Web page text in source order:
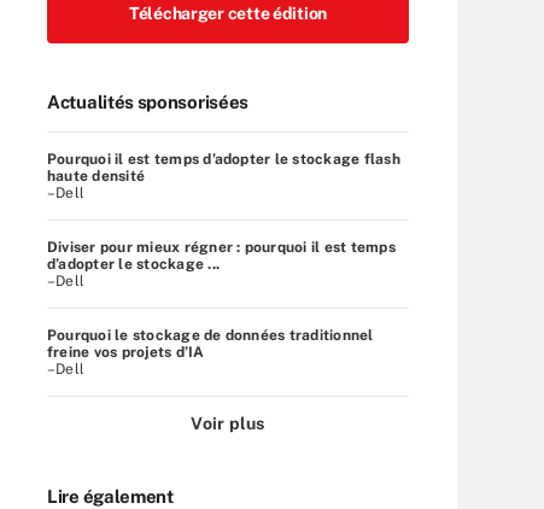
Télécharger cette édition
Actualités sponsorisées
Pourquoi il est temps d’adopter le stockage flash
haute densité
–Dell
Diviser pour mieux régner : pourquoi il est temps
d’adopter le stockage ...
–Dell
Pourquoi le stockage de données traditionnel
freine vos projets d’IA
–Dell
Voir plus
Lire également